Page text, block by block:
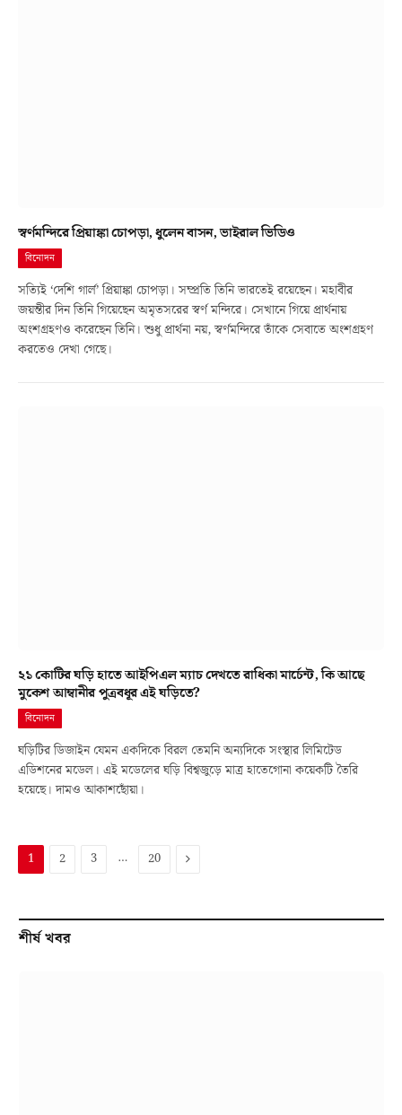
স্বর্ণমন্দিরে প্রিয়াঙ্কা চোপড়া, ধুলেন বাসন, ভাইরাল ভিডিও
বিনোদন
সত্যিই ‘দেশি গার্ল’ প্রিয়াঙ্কা চোপড়া। সম্প্রতি তিনি ভারতেই রয়েছেন। মহাবীর
জয়ন্তীর দিন তিনি গিয়েছেন অমৃতসরের স্বর্ণ মন্দিরে। সেখানে গিয়ে প্রার্থনায়
অংশগ্রহণও করেছেন তিনি। শুধু প্রার্থনা নয়, স্বর্ণমন্দিরে তাঁকে সেবাতে অংশগ্রহণ
করতেও দেখা গেছে।
২১ কোটির ঘড়ি হাতে আইপিএল ম্যাচ দেখতে রাধিকা মার্চেন্ট, কি আছে
মুকেশ আম্বানীর পুত্রবধূর এই ঘড়িতে?
বিনোদন
ঘড়িটির ডিজাইন যেমন একদিকে বিরল তেমনি অন্যদিকে সংস্থার লিমিটেড
এডিশনের মডেল। এই মডেলের ঘড়ি বিশ্বজুড়ে মাত্র হাতেগোনা কয়েকটি তৈরি
হয়েছে। দামও আকাশছোঁয়া।
1 2 3 … 20 Next
শীর্ষ খবর